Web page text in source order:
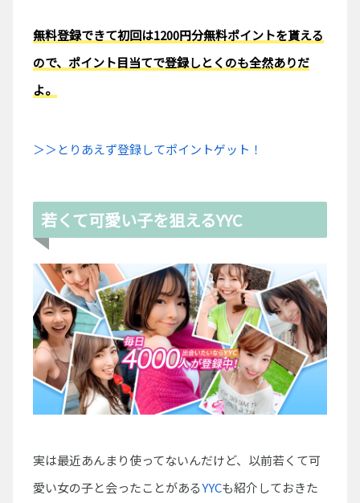
無料登録できて初回は1200円分無料ポイントを貰える
ので、ポイント目当てで登録しとくのも全然ありだ
よ。
＞＞とりあえず登録してポイントゲット！
若くて可愛い子を狙えるYYC
実は最近あんまり使ってないんだけど、以前若くて可
愛い女の子と会ったことがあるYYCも紹介しておきた